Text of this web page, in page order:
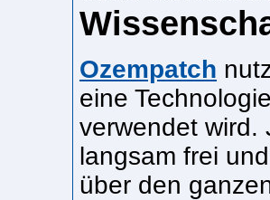
Ozempatch
eine
verwendet wird.
langsam frei
über den